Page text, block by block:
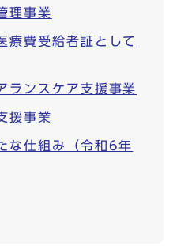
理事業
療費受給者証として
ランスケア支援事業
援事業
な仕組み（令和6年